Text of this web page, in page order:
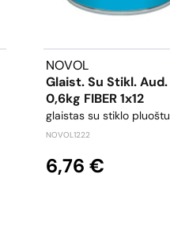
NOVOL
Glaist. Su Stikl. Aud.
0,6kg FIBER 1x12
glaistas su stiklo pluoštu
NOVOL1222
6,76 €